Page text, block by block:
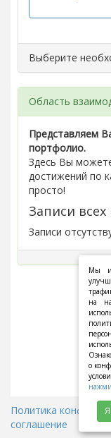
Выберите
Область
Представляем
портфолио.
Здесь Вы
достижений по
просто!
Записи всех
Записи
Политика
соглашение
Мы
на
о